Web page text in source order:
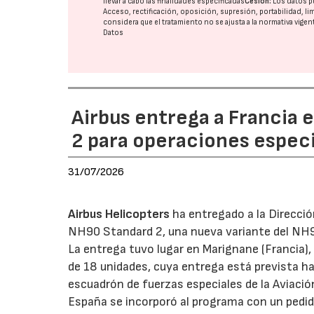
Acceso, rectificación, oposición, supresión, portabilidad,
considera que el tratamiento no se ajusta a la normativa
Datos
Airbus entrega a Francia
2 para operaciones
31/07/2026
Airbus Helicopters ha entregado a la
NH90 Standard 2, una nueva variante del
La entrega tuvo lugar en Marignane
de 18 unidades, cuya entrega está prevista
escuadrón de fuerzas especiales de la
España se incorporó al programa con un